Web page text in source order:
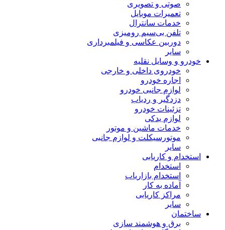
صوتی و تصویری
تعمیرات موبایل
خدمات سانترال
تلفن بی‌سیم رومیزی
دوربین عکاسی و فیلمبرداری
سایر
خودرو و وسایل نقلیه
خودروی داخلی و خارجی
اجاره خودرو
لوازم جانبی خودرو
دزدگیر و ردیاب
تزئینات خودرو
لوازم یدکی
خدمات ماشین و موتور
موتورسیکلت و لوازم جانبی
سایر
استخدام و کاریابی
استخدام
استخدام بازاریاب
آماده به کار
مراکز کاریابی
سایر
ساختمان
برق و هوشمند سازی